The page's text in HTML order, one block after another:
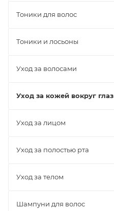
Тоники для волос
Тоники и лосьоны
Уход за волосами
Уход за кожей вокруг глаз
Уход за лицом
Уход за полостью рта
Уход за телом
Шампуни для волос